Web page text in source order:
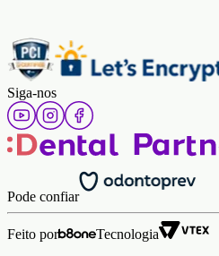
Siga-nos
Pode confiar
Feito por
Tecnologia